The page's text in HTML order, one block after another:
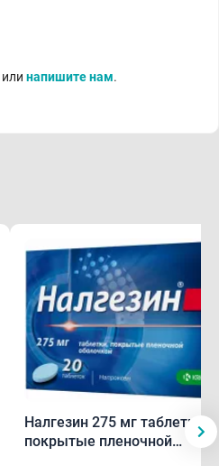
или напишите нам.
Налгезин 275 мг таблетки
покрытые пленочной